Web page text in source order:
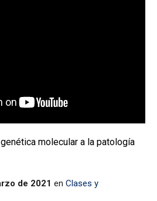
molecular a la patología
de 2021 en Clases y